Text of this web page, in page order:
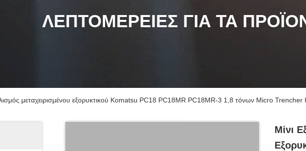
ΛΕΠΤΟΜΈΡΕΙΕΣ ΓΙΑ ΤΑ
μεταχειρισμένου εξορυκτικού Komatsu PC18 PC18MR PC18MR-3 1,8 τόνων Micro
Μίνι